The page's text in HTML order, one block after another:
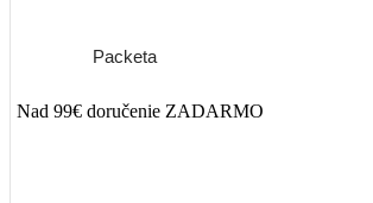
Packeta
Nad 99€ doručenie ZADARMO